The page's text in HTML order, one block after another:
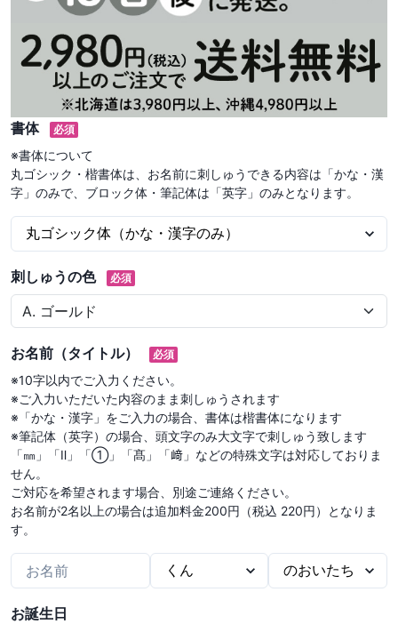
書体 必須
※書体について
丸ゴシック・楷書体は、お名前に刺しゅうできる内容は「かな・漢
字」のみで、ブロック体・筆記体は「英字」のみとなります。
刺しゅうの色 必須
お名前（タイトル） 必須
※10字以内でご入力ください。
※ご入力いただいた内容のまま刺しゅうされます
※「かな・漢字」をご入力の場合、書体は楷書体になります
※筆記体（英字）の場合、頭文字のみ大文字で刺しゅう致します
「㎜」「Ⅱ」「①」「髙」「﨑」などの特殊文字は対応しておりま
せん。
ご対応を希望されます場合、別途ご連絡ください。
お名前が2名以上の場合は追加料金200円（税込 220円）となりま
す。
お誕生日